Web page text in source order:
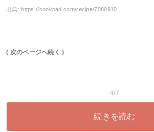
出典:https://cookpad.com/recipe/7080910
( 次のページへ続く )
4/7
続きを読む